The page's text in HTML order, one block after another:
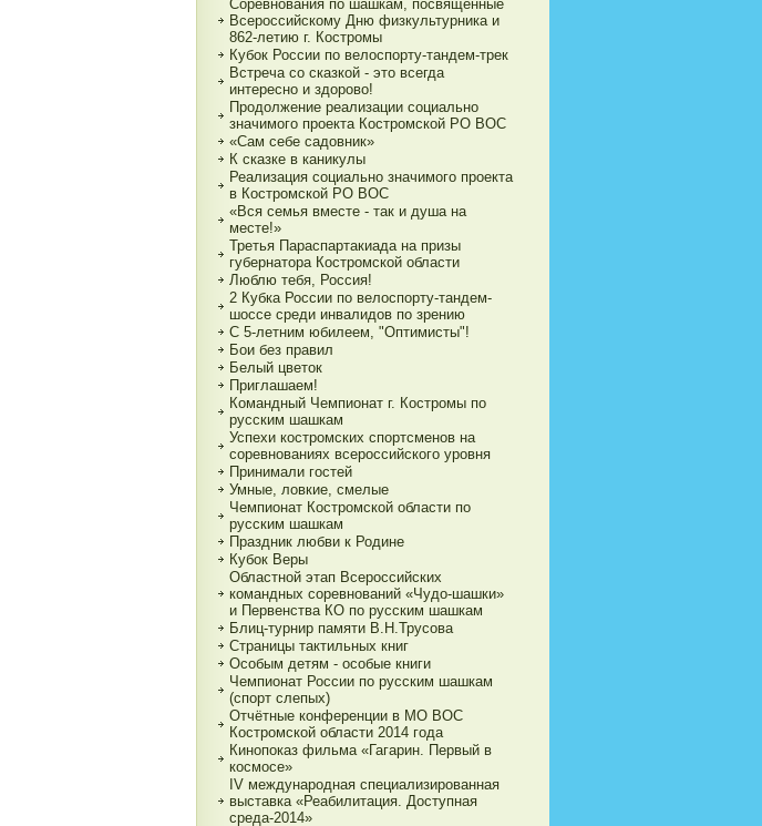
Соревнования по шашкам, посвящённые
Всероссийскому Дню физкультурника и
862-летию г. Костромы
Кубок России по велоспорту-тандем-трек
Встреча со сказкой - это всегда
интересно и здорово!
Продолжение реализации социально
значимого проекта Костромской РО ВОС
«Сам себе садовник»
К сказке в каникулы
Реализация социально значимого проекта
в Костромской РО ВОС
«Вся семья вместе - так и душа на
месте!»
Третья Параспартакиада на призы
губернатора Костромской области
Люблю тебя, Россия!
2 Кубка России по велоспорту-тандем-
шоссе среди инвалидов по зрению
С 5-летним юбилеем, "Оптимисты"!
Бои без правил
Белый цветок
Приглашаем!
Командный Чемпионат г. Костромы по
русским шашкам
Успехи костромских спортсменов на
соревнованиях всероссийского уровня
Принимали гостей
Умные, ловкие, смелые
Чемпионат Костромской области по
русским шашкам
Праздник любви к Родине
Кубок Веры
Областной этап Всероссийских
командных соревнований «Чудо-шашки»
и Первенства КО по русским шашкам
Блиц-турнир памяти В.Н.Трусова
Страницы тактильных книг
Особым детям - особые книги
Чемпионат России по русским шашкам
(спорт слепых)
Отчётные конференции в МО ВОС
Костромской области 2014 года
Кинопоказ фильма «Гагарин. Первый в
космосе»
IV международная специализированная
выставка «Реабилитация. Доступная
среда-2014»